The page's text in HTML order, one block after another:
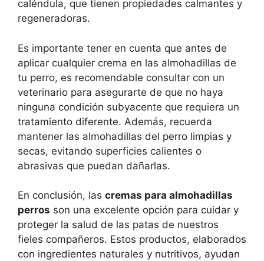
caléndula, que tienen propiedades calmantes y
regeneradoras.
Es importante tener en cuenta que antes de
aplicar cualquier crema en las almohadillas de
tu perro, es recomendable consultar con un
veterinario para asegurarte de que no haya
ninguna condición subyacente que requiera un
tratamiento diferente. Además, recuerda
mantener las almohadillas del perro limpias y
secas, evitando superficies calientes o
abrasivas que puedan dañarlas.
En conclusión, las cremas para almohadillas
perros son una excelente opción para cuidar y
proteger la salud de las patas de nuestros
fieles compañeros. Estos productos, elaborados
con ingredientes naturales y nutritivos, ayudan